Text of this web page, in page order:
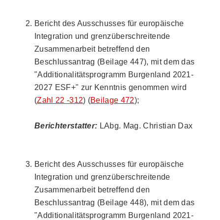
Bericht des Ausschusses für europäische
Integration und grenzüberschreitende
Zusammenarbeit betreffend den
Beschlussantrag (Beilage 447), mit dem das
"Additionalitätsprogramm Burgenland 2021-
2027 ESF+" zur Kenntnis genommen wird
(Zahl 22 -312) (Beilage 472);
Berichterstatter: LAbg. Mag. Christian Dax
Bericht des Ausschusses für europäische
Integration und grenzüberschreitende
Zusammenarbeit betreffend den
Beschlussantrag (Beilage 448), mit dem das
"Additionalitätsprogramm Burgenland 2021-